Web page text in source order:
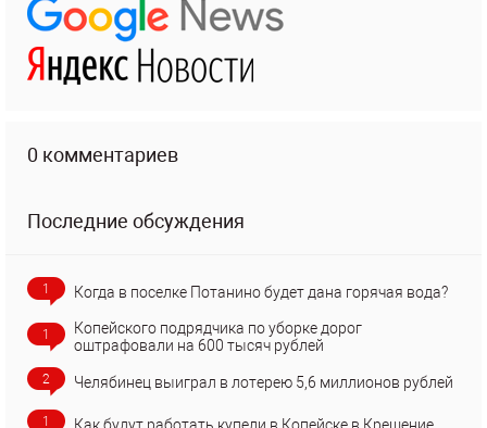
0 комментариев
Последние обсуждения
1 Когда в поселке Потанино будет дана горячая вода?
1
Копейского подрядчика по уборке дорог
оштрафовали на 600 тысяч рублей
2 Челябинец выиграл в лотерею 5,6 миллионов рублей
1 Как будут работать купели в Копейске в Крещение